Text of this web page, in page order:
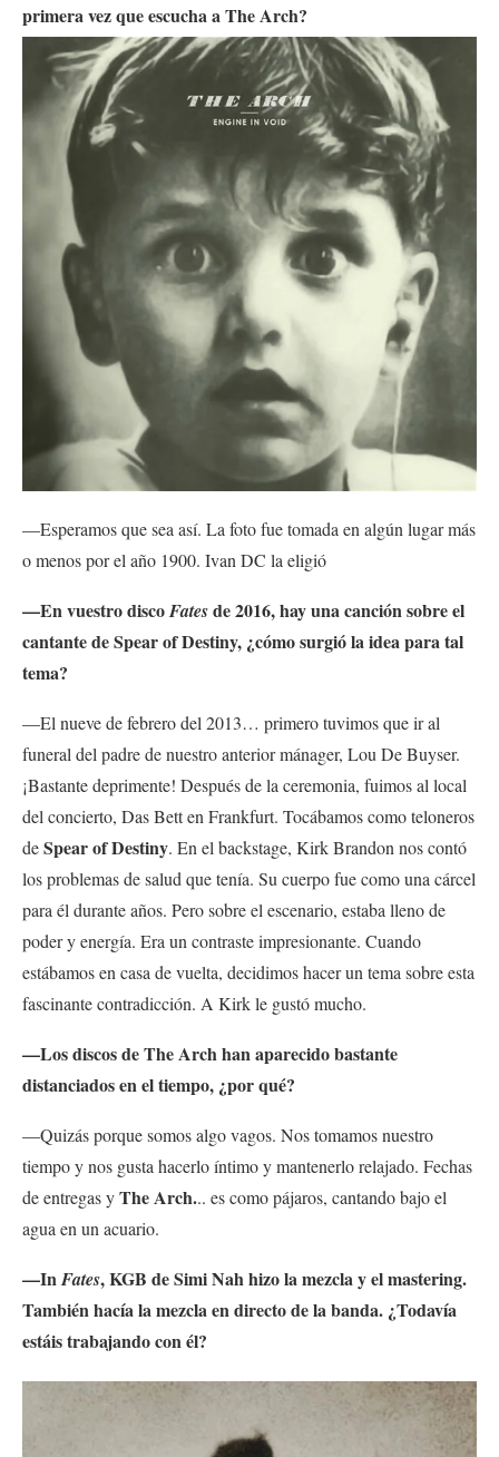
primera vez que escucha a The Arch?
—Esperamos que sea así. La foto fue tomada en algún lugar más
o menos por el año 1900. Ivan DC la eligió
—En vuestro discoFatesde 2016, hay una canción sobre el
cantante de Spear of Destiny, ¿cómo surgió la idea para tal
tema?
—El nueve de febrero del 2013… primero tuvimos que ir al
funeral del padre de nuestro anterior mánager, Lou De Buyser.
¡Bastante deprimente! Después de la ceremonia, fuimos al local
del concierto, Das Bett en Frankfurt. Tocábamos como teloneros
deSpear of Destiny. En el backstage, Kirk Brandon nos contó
los problemas de salud que tenía. Su cuerpo fue como una cárcel
para él durante años. Pero sobre el escenario, estaba lleno de
poder y energía. Era un contraste impresionante. Cuando
estábamos en casa de vuelta, decidimos hacer un tema sobre esta
fascinante contradicción. A Kirk le gustó mucho.
—Los discos de The Arch han aparecido bastante
distanciados en el tiempo, ¿por qué?
—Quizás porque somos algo vagos. Nos tomamos nuestro
tiempo y nos gusta hacerlo íntimo y mantenerlo relajado. Fechas
de entregas yThe Arch... es como pájaros, cantando bajo el
agua en un acuario.
—InFates, KGB de Simi Nah hizo la mezcla y el mastering.
También hacía la mezcla en directo de la banda. ¿Todavía
estáis trabajando con él?